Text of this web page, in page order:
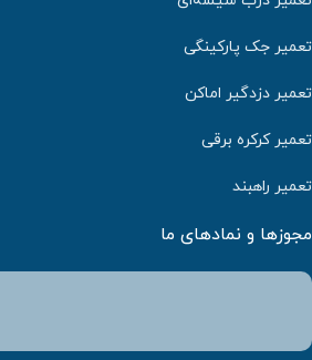
تعمیر جک پارکینگی
تعمیر دزدگیر اماکن
تعمیر کرکره برقی
تعمیر راهبند
مجوزها و نمادهای ما